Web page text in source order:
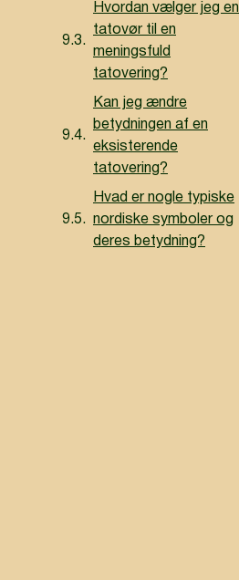
Hvordan vælger jeg en
tatovør til en
meningsfuld
tatovering?
Kan jeg ændre
betydningen af en
eksisterende
tatovering?
Hvad er nogle typiske
nordiske symboler og
deres betydning?